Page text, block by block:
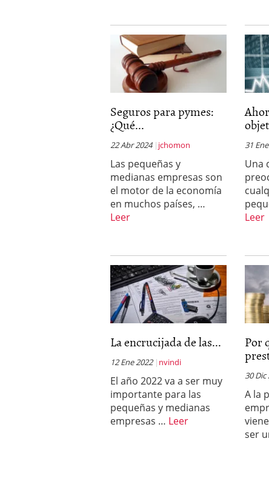
Seguros para pymes:
¿Qué...
22 Abr 2024 jchomon
Las pequeñas y
medianas empresas son
el motor de la economía
en muchos países, …
Leer
31
Una
Leer
La encrucijada de las...
12 Ene 2022 nvindi
El año 2022 va a ser muy
importante para las
pequeñas y medianas
empresas … Leer
Por
30 Dic
A la
ser